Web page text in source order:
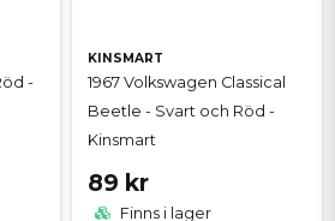
-
KINSMART
1967 Volkswagen Classical
Beetle - Svart och Röd -
Kinsmart
89 kr
Finns i lager